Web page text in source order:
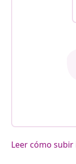
Leer cómo subir